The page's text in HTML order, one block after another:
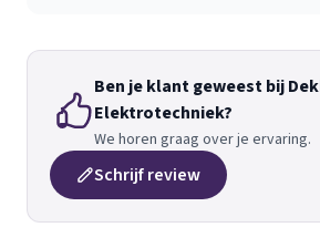
Ben je klant geweest bij
Elektrotechniek?
We horen graag over je ervaring.
Schrijf review